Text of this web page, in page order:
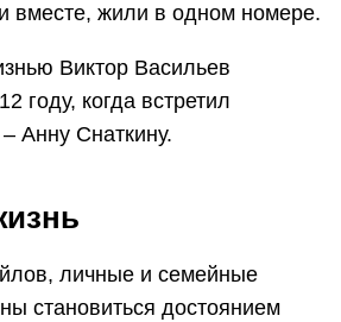
вместе, жили в одном номере.
Виктор Васильев
году, когда встретил
Анну Снаткину.
личные и семейные
становиться достоянием